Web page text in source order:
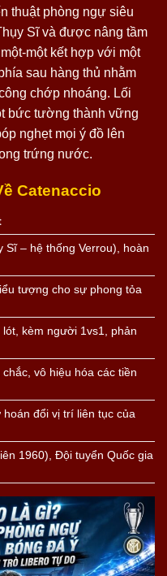
thuật phòng ngự siêu
Sĩ và được nâng tầm
một kết hợp với một
sau hàng thủ nhằm
chớp nhoáng. Lối
bức tường thành vững
nghẹt mọi ý đồ lên
trứng nước.
Catenaccio
Sĩ – hệ thống Verrou), hoàn
tượng cho sự phong tỏa
kèm người 1vs1, phản
vô hiệu hóa các tiền
hoán đổi vị trí liên tục của
1960), Đội tuyển Quốc gia